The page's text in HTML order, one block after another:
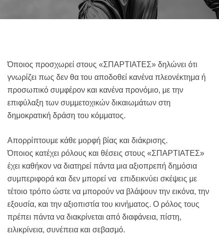
Όποιος προσχωρεί στους «ΣΠΑΡΤΙΑΤΕΣ» δηλώνει ότι
γνωρίζει πως δεν θα του αποδοθεί κανένα πλεονέκτημα ή
προσωπικό συμφέρον και κανένα προνόμιο, με την
επιφύλαξη των συμμετοχικών δικαιωμάτων στη
δημοκρατική δράση του κόμματος.
Απορρίπτουμε κάθε μορφή βίας και διάκρισης.
Όποιος κατέχει ρόλους και θέσεις στους «ΣΠΑΡΤΙΑΤΕΣ»
έχει καθήκον να διατηρεί πάντα μια αξιοπρεπή δημόσια
συμπεριφορά και δεν μπορεί να επιδεικνύει σκέψεις με
τέτοιο τρόπο ώστε να μπορούν να βλάψουν την εικόνα, την
εξουσία, και την αξιοπιστία του κινήματος. Ο ρόλος τους
πρέπει πάντα να διακρίνεται από διαφάνεια, πίστη,
ειλικρίνεια, συνέπεια και σεβασμό.